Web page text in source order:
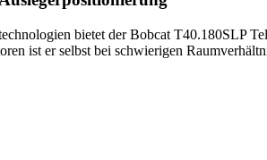
bietet der Bobcat T40.180SLP
ist er selbst bei schwierigen